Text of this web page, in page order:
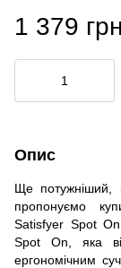
1 379 грн
Опис
Ще потужніший,
пропонуємо
Satisfyer Spot
Spot On, яка
ергономічним